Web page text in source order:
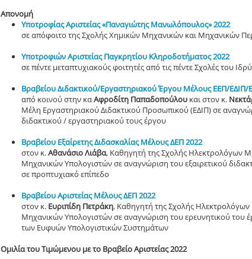
Απονομή
Υποτροφίας Αριστείας «Παναγιώτης Μανωλόπουλος» 2022
σε απόφοιτο της Σχολής Χημικών Μηχανικών και Μηχανικών
Υποτροφιών Αριστείας Παγκρητίου Κληροδοτήματος 2022
σε πέντε μεταπτυχιακούς φοιτητές από τις πέντε Σχολές του
Βραβείου Διδακτικού/Εργαστηριακού Έργου Mέλους ΕΕΠ/ΕΔΙΠ/
από κοινού στην καΑφροδίτη Παπαδοπούλου και στον κ.
Μέλη Εργαστηριακού Διδακτικού Προσωπικού (ΕΔΙΠ) σε
διδακτικού / εργαστηριακού τους έργου
Βραβείου Εξαίρετης Διδασκαλίας Μέλους ΔΕΠ 2022
στον κ.Αθανάσιο Λιάβα, Καθηγητή της Σχολής Ηλεκτρολόγων
Μηχανικών Υπολογιστών σε αναγνώριση του εξαιρετικού
σε προπτυχιακό επίπεδο
Βραβείου Αριστείας Μέλους ΔΕΠ 2022
στον κ. Ευριπίδη Πετράκη, Καθηγητή της Σχολής
Μηχανικών Υπολογιστών σε αναγνώριση του ερευνητικού του
των Ευφυών Υπολογιστικών Συστημάτων
Ομιλία του Τιμώμενου με το Βραβείο Αριστείας 2022